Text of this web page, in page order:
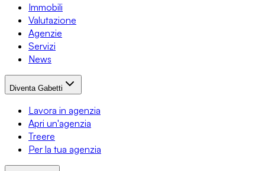
Immobili
Valutazione
Agenzie
Servizi
News
Diventa Gabetti
Lavora in agenzia
Apri un'agenzia
Treere
Per la tua agenzia